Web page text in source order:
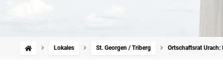
Lokales St. Georgen / Triberg Ortschaftsrat